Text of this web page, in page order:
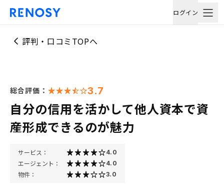
ログイン
評判・口コミTOPへ
総合評価： 3.7
自分の信用を活かして他人資本で資
産形成できるのが魅力
サービス： 4.0
エージェント： 4.0
物件： 3.0